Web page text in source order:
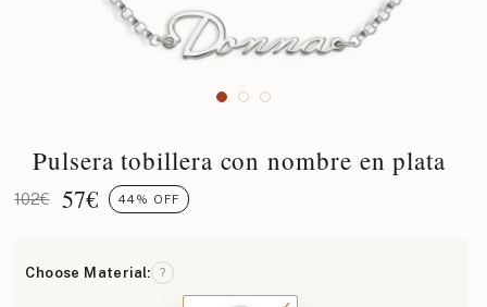
Pulsera tobillera con nombre en plata
102€ 57€ 44% OFF
Choose Material: ?